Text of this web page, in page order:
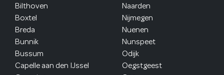
Bilthoven
Boxtel
Breda
Bunnik
Bussum
Capelle aan den IJssel
Naarden
Nijmegen
Nuenen
Nunspeet
Odijk
Oegstgeest